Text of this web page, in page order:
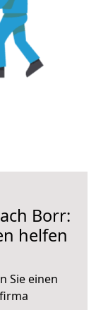
Borr:
helfen
Sie einen